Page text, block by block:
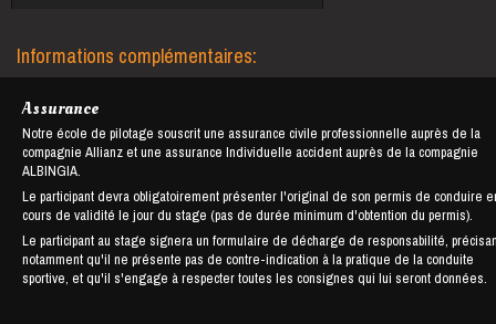
Informations complémentaires:
Assurance
Notre école de pilotage souscrit une assurance civile professionnelle auprès de la
compagnie Allianz et une assurance Individuelle accident auprès de la compagnie
ALBINGIA.
Le participant devra obligatoirement présenter l'original de son permis de conduire
cours de validité le jour du stage (pas de durée minimum d'obtention du permis).
Le participant au stage signera un formulaire de décharge de responsabilité,
notamment qu'il ne présente pas de contre-indication à la pratique de la conduite
sportive, et qu'il s'engage à respecter toutes les consignes qui lui seront données.